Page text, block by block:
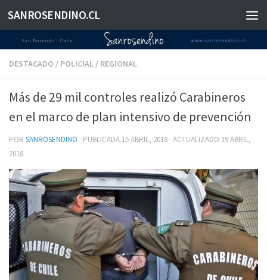
Saltar al contenido
SANROSENDINO.CL
DESTACADO / POLICIAL / REGIONAL
Más de 29 mil controles realizó Carabineros
en el marco de plan intensivo de prevención
POR SANROSENDINO · PUBLICADA 15 ABRIL, 2018 · ACTUALIZADO 19 ABRIL,
2018